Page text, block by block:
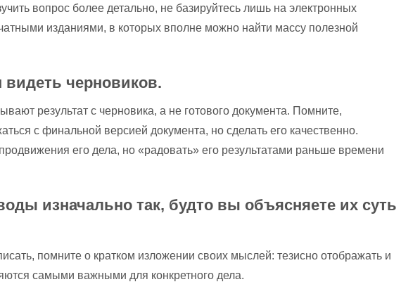
вопрос более детально, не базируйтесь лишь на электронных
изданиями, в которых вполне можно найти массу полезной
видеть черновиков.
результат с черновика, а не готового документа. Помните,
с финальной версией документа, но сделать его качественно.
его дела, но «радовать» его результатами раньше времени
изначально так, будто вы объясняете их суть
помните о кратком изложении своих мыслей: тезисно отображать и
самыми важными для конкретного дела.